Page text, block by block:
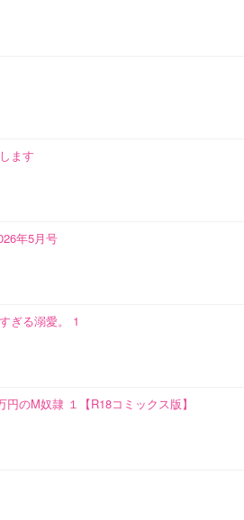
ます
年5月号
ぎる溺愛。 1
円のM奴隷 １【R18コミックス版】